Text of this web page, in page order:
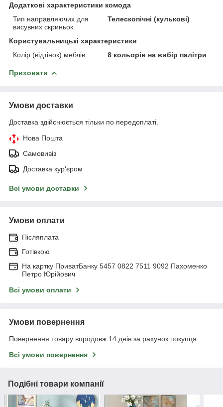
Додаткові характеристики комода
Тип направляючих для
висувних скриньок
Телескопічні (кулькові)
Користувальницькі характеристики
Колір (відтінок) меблів
8 кольорів на вибір палітри
Приховати
Умови доставки
Доставка здійснюється тільки по передоплаті.
Нова Пошта
Самовивіз
Доставка кур'єром
Всі умови доставки
Умови оплати
Післяплата
Готівкою
На картку ПриватБанку 5457 0822 7511 9092 Пахоменко
Петро Юрійович
Всі умови оплати
Умови повернення
Повернення товару впродовж 14 днів за рахунок покупця
Всі умови повернення
Подібні товари компанії